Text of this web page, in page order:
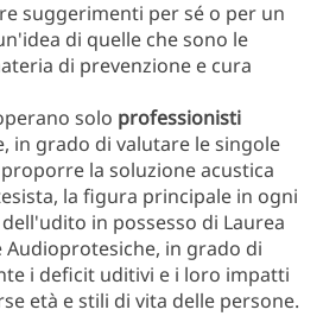
suggerimenti per sé o per un
di quelle che sono le
di prevenzione e cura
solo professionisti
in grado di valutare le singole
la soluzione acustica
la figura principale in ogni
in possesso di Laurea
Audioprotesiche, in grado di
i deficit uditivi e i loro impatti
età e stili di vita delle persone.